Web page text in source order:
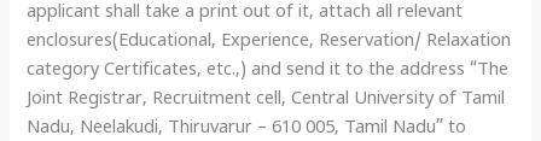
applicant shall take a print out of it, attach all relevant
enclosures(Educational, Experience, Reservation/ Relaxation
category Certificates, etc.,) and send it to the address “The
Joint Registrar, Recruitment cell, Central University of Tamil
Nadu, Neelakudi, Thiruvarur – 610 005, Tamil Nadu” to